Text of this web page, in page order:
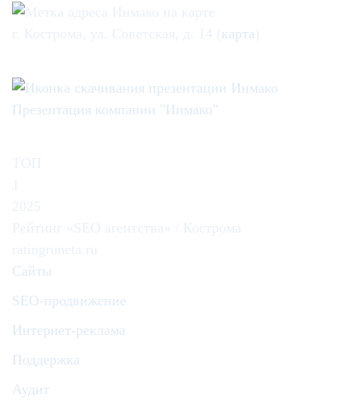
карта
Презентация компании "Инмако"
Сайты
SEO-продвижение
Интернет-реклама
Поддержка
Аудит